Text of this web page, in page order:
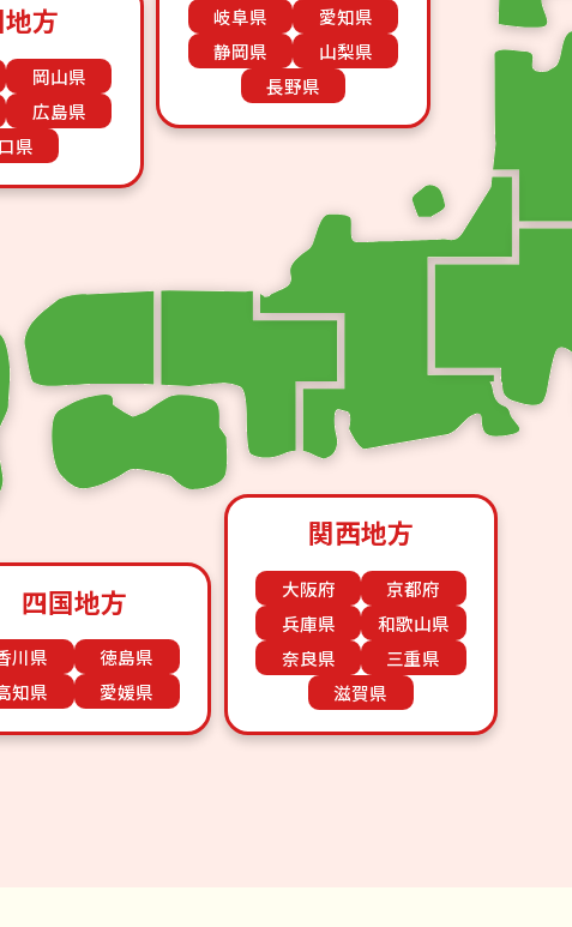
岐阜県
愛知県
静岡県
山梨県
長野県
関西地方
大阪府
京都府
兵庫県
和歌山県
奈良県
三重県
滋賀県
四国地方
川県
徳島県
知県
愛媛県
方
岡山県
広島県
県